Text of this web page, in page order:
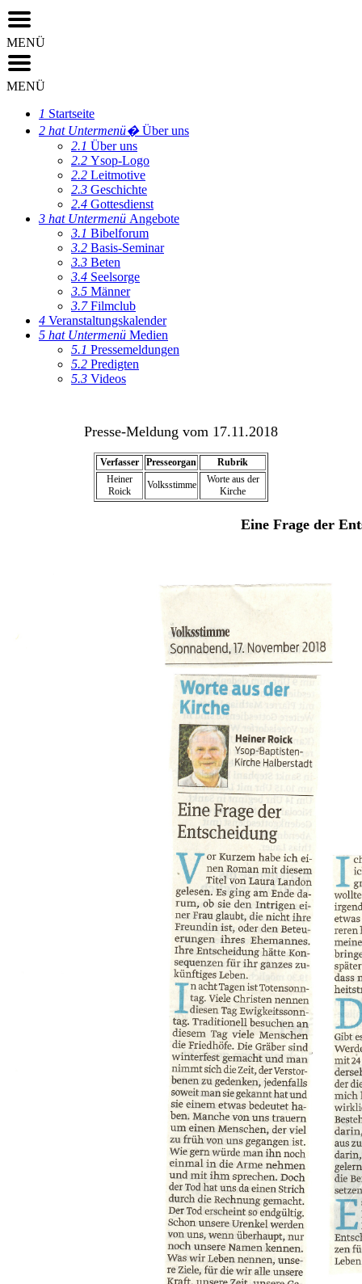
MENÜ
MENÜ
1 Startseite
2 hat Untermenü� Über uns
2.1 Über uns
2.2 Ysop-Logo
2.2 Leitmotive
2.3 Geschichte
2.4 Gottesdienst
3 hat Untermenü Angebote
3.1 Bibelforum
3.2 Basis-Seminar
3.3 Beten
3.4 Seelsorge
3.5 Männer
3.7Filmclub
4 Veranstaltungskalender
5 hat Untermenü Medien
5.1 Pressemeldungen
5.2 Predigten
5.3 Videos
Presse-Meldung vom 17.11.2018
Verfasser Presseorgan
Rubrik
Heiner
Roick
Volksstimme
Worte aus der
Kirche
Eine Frage der